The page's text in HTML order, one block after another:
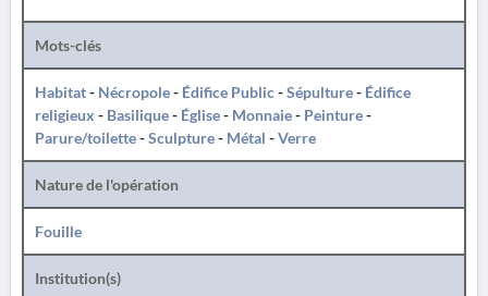
Mots-clés
Habitat- Nécropole- Édifice Public-Sépulture- Édifice
religieux - Basilique- Église- Monnaie- Peinture-
Parure/toilette-Sculpture- Métal -Verre
Nature de l'opération
Fouille
Institution(s)